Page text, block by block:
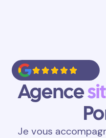
Agence
Je vous